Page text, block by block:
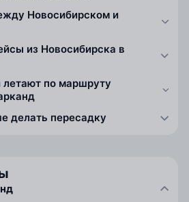
Новосибирском и
из Новосибирска в
по маршруту
делать пересадку